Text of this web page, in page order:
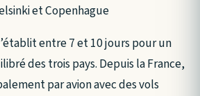
et Copenhague
entre 7 et 10 jours pour un
des trois pays. Depuis la France,
par avion avec des vols